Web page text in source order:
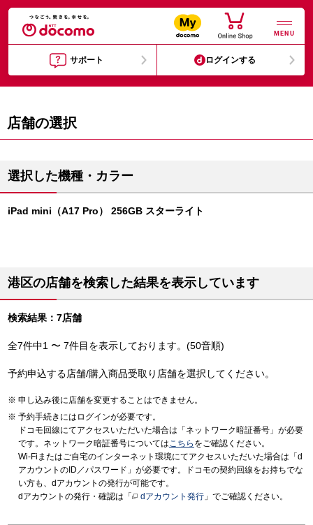
MENU
サポート ログインする
店舗の選択
選択した機種・カラー
iPad mini（A17 Pro） 256GB スターライト
港区の店舗を検索した結果を表示しています
検索結果：7店舗
全7件中1 〜 7件目を表示しております。(50音順)
予約申込する店舗/購入商品受取り店舗を選択してください。
申し込み後に店舗を変更することはできません。
予約手続きにはログインが必要です。
ドコモ回線にてアクセスいただいた場合は「ネットワーク暗証番号」が必要
です。ネットワーク暗証番号についてはこちら をご確認ください。
Wi-Fiまたはご自宅のインターネット環境にてアクセスいただいた場合は「d
アカウントのID／パスワード」が必要です。ドコモの契約回線をお持ちでな
い方も、dアカウントの発行が可能です。
dアカウントの発行・確認は「
dアカウント発行 」でご確認ください。